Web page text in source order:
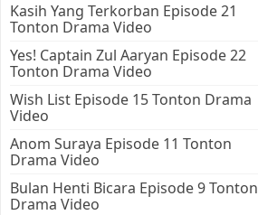
Kasih Yang Terkorban Episode 21
Tonton Drama Video
Yes! Captain Zul Aaryan Episode 22
Tonton Drama Video
Wish List Episode 15 Tonton Drama
Video
Anom Suraya Episode 11 Tonton
Drama Video
Bulan Henti Bicara Episode 9 Tonton
Drama Video